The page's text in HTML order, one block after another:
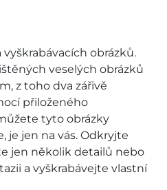
obrázků.
veselých obrázků
z toho dva zářivě
přiloženého
tyto obrázky
je jen na vás. Odkryjte
jen několik detailů nebo
a vyškrabávejte vlastní